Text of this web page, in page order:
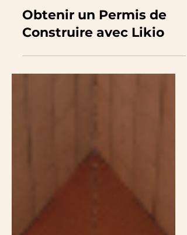
1 min de lecture
Obtenir un Permis de
Construire avec Likio